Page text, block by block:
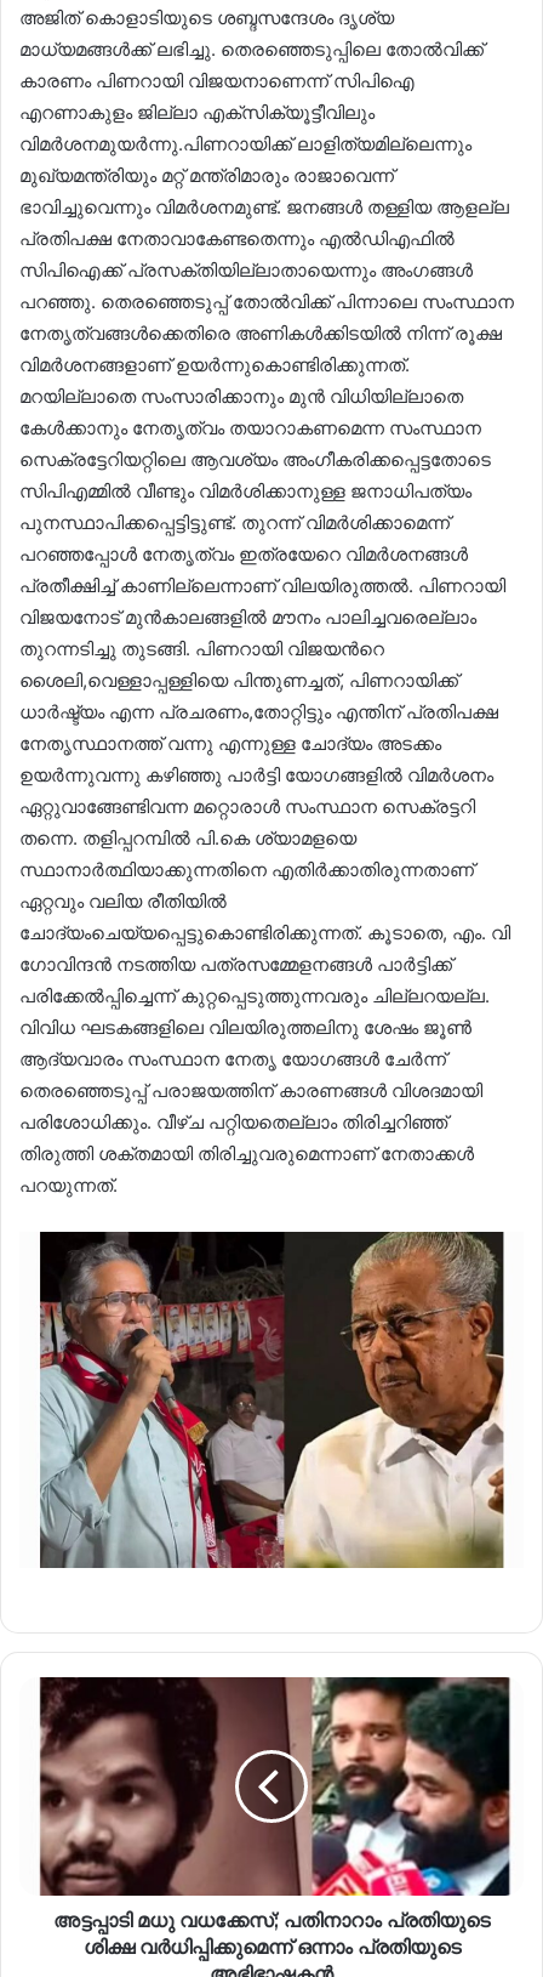
അജിത് കൊളാടിയുടെ ശബ്ദസന്ദേശം ദൃശ്യ
മാധ്യമങ്ങൾക്ക് ലഭിച്ചു. തെരഞ്ഞെടുപ്പിലെ തോൽവിക്ക്
കാരണം പിണറായി വിജയനാണെന്ന് സിപിഐ
എറണാകുളം ജില്ലാ എക്സിക്യൂട്ടീവിലും
വിമർശനമുയർന്നു.പിണറായിക്ക് ലാളിത്യമില്ലെന്നും
മുഖ്യമന്ത്രിയും മറ്റ് മന്ത്രിമാരും രാജാവെന്ന്
ഭാവിച്ചുവെന്നും വിമർശനമുണ്ട്. ജനങ്ങൾ തള്ളിയ ആളല്ല
പ്രതിപക്ഷ നേതാവാകേണ്ടതെന്നും എൽഡിഎഫിൽ
സിപിഐക്ക് പ്രസക്തിയില്ലാതായെന്നും അംഗങ്ങൾ
പറഞ്ഞു. തെരഞ്ഞെടുപ്പ് തോൽവിക്ക് പിന്നാലെ സംസ്ഥാന
നേതൃത്വങ്ങൾക്കെതിരെ അണികൾക്കിടയിൽ നിന്ന് രൂക്ഷ
വിമർശനങ്ങളാണ് ഉയർന്നുകൊണ്ടിരിക്കുന്നത്.
മറയില്ലാതെ സംസാരിക്കാനും മുൻ വിധിയില്ലാതെ
കേൾക്കാനും നേതൃത്വം തയാറാകണമെന്ന സംസ്ഥാന
സെക്രട്ടേറിയറ്റിലെ ആവശ്യം അംഗീകരിക്കപ്പെട്ടതോടെ
സിപിഎമ്മിൽ വീണ്ടും വിമർശിക്കാനുള്ള ജനാധിപത്യം
പുനസ്ഥാപിക്കപ്പെട്ടിട്ടുണ്ട്. തുറന്ന് വിമർശിക്കാമെന്ന്
പറഞ്ഞപ്പോൾ നേതൃത്വം ഇത്രയേറെ വിമർശനങ്ങൾ
പ്രതീക്ഷിച്ച് കാണില്ലെന്നാണ് വിലയിരുത്തൽ. പിണറായി
വിജയനോട് മുൻകാലങ്ങളിൽ മൗനം പാലിച്ചവരെല്ലാം
തുറന്നടിച്ചു തുടങ്ങി. പിണറായി വിജയൻറെ
ശൈലി,വെള്ളാപ്പള്ളിയെ പിന്തുണച്ചത്, പിണറായിക്ക്
ധാർഷ്ട്യം എന്ന പ്രചരണം,തോറ്റിട്ടും എന്തിന് പ്രതിപക്ഷ
നേതൃസ്ഥാനത്ത് വന്നു എന്നുള്ള ചോദ്യം അടക്കം
ഉയർന്നുവന്നു കഴിഞ്ഞു പാർട്ടി യോഗങ്ങളിൽ വിമർശനം
ഏറ്റുവാങ്ങേണ്ടിവന്ന മറ്റൊരാൾ സംസ്ഥാന സെക്രട്ടറി
തന്നെ. തളിപ്പറമ്പിൽ പി.കെ ശ്യാമളയെ
സ്ഥാനാർത്ഥിയാക്കുന്നതിനെ എതിർക്കാതിരുന്നതാണ്
ഏറ്റവും വലിയ രീതിയിൽ
ചോദ്യംചെയ്യപ്പെട്ടുകൊണ്ടിരിക്കുന്നത്. കൂടാതെ, എം. വി
ഗോവിന്ദൻ നടത്തിയ പത്രസമ്മേളനങ്ങൾ പാർട്ടിക്ക്
പരിക്കേൽപ്പിച്ചെന്ന് കുറ്റപ്പെടുത്തുന്നവരും ചില്ലറയല്ല.
വിവിധ ഘടകങ്ങളിലെ വിലയിരുത്തലിനു ശേഷം ജൂൺ
ആദ്യവാരം സംസ്ഥാന നേതൃ യോഗങ്ങൾ ചേർന്ന്
തെരഞ്ഞെടുപ്പ് പരാജയത്തിന് കാരണങ്ങൾ വിശദമായി
പരിശോധിക്കും. വീഴ്ച പറ്റിയതെല്ലാം തിരിച്ചറിഞ്ഞ്
തിരുത്തി ശക്തമായി തിരിച്ചുവരുമെന്നാണ് നേതാക്കൾ
പറയുന്നത്.
അട്ടപ്പാടി മധു വധക്കേസ്; പതിനാറാം പ്രതിയുടെ
ശിക്ഷ വർധിപ്പിക്കുമെന്ന് ഒന്നാം പ്രതിയുടെ